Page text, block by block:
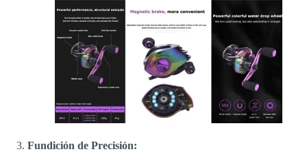
Fundición de Precisión: